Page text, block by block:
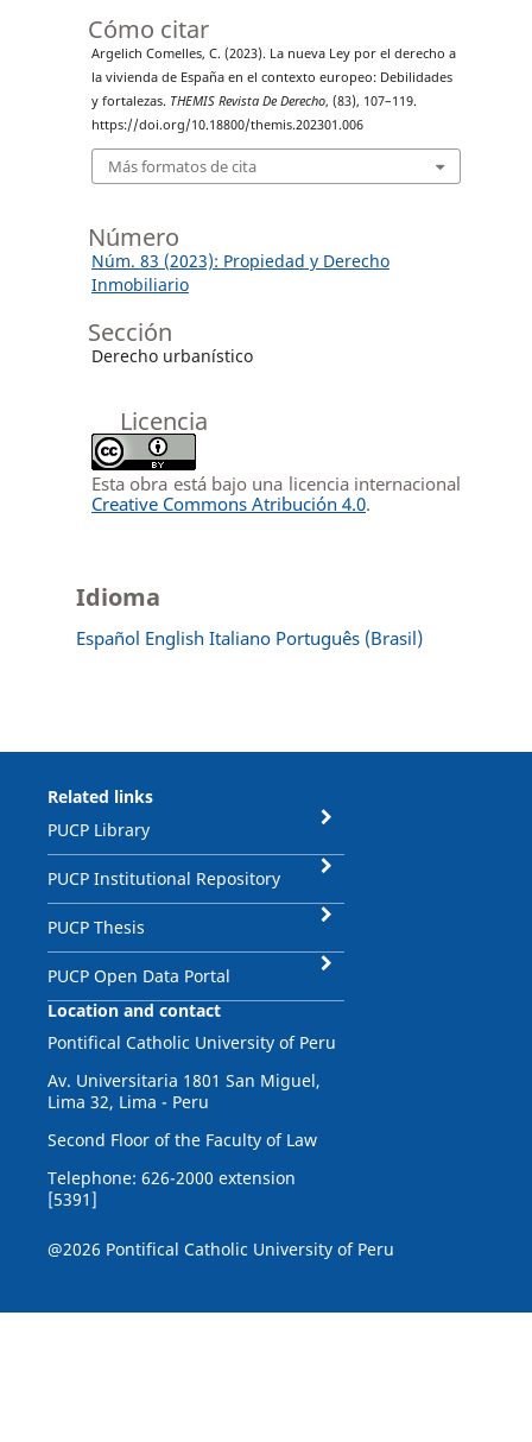
Cómo citar
Argelich Comelles, C. (2023). La nueva Ley por el derecho a
la vivienda de España en el contexto europeo: Debilidades
y fortalezas. THEMIS Revista De Derecho, (83), 107–119.
https://doi.org/10.18800/themis.202301.006
Más formatos de cita
Número
Núm. 83 (2023): Propiedad y Derecho
Inmobiliario
Sección
Derecho urbanístico
Licencia
Esta obra está bajo una licencia internacional
Creative Commons Atribución 4.0.
Idioma
Español English Italiano Português (Brasil)
Related links
PUCP Library
PUCP Institutional Repository
PUCP Thesis
PUCP Open Data Portal
Location and contact
Pontifical Catholic University of Peru
Av. Universitaria 1801 San Miguel,
Lima 32, Lima - Peru
Second Floor of the Faculty of Law
Telephone: 626-2000 extension
[5391]
@2026 Pontifical Catholic University of Peru